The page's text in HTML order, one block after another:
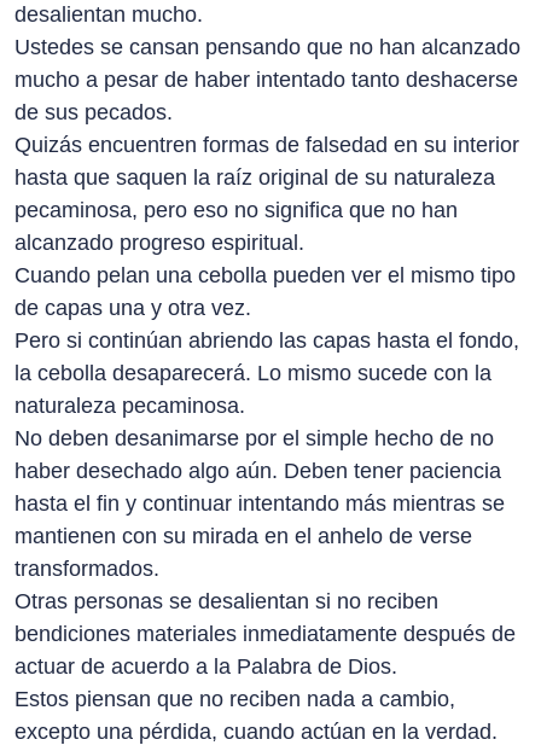
desalientan mucho.
Ustedes se cansan pensando que no han alcanzado
mucho a pesar de haber intentado tanto deshacerse
de sus pecados.
Quizás encuentren formas de falsedad en su interior
hasta que saquen la raíz original de su naturaleza
pecaminosa, pero eso no significa que no han
alcanzado progreso espiritual.
Cuando pelan una cebolla pueden ver el mismo tipo
de capas una y otra vez.
Pero si continúan abriendo las capas hasta el fondo,
la cebolla desaparecerá. Lo mismo sucede con la
naturaleza pecaminosa.
No deben desanimarse por el simple hecho de no
haber desechado algo aún. Deben tener paciencia
hasta el fin y continuar intentando más mientras se
mantienen con su mirada en el anhelo de verse
transformados.
Otras personas se desalientan si no reciben
bendiciones materiales inmediatamente después de
actuar de acuerdo a la Palabra de Dios.
Estos piensan que no reciben nada a cambio,
excepto una pérdida, cuando actúan en la verdad.